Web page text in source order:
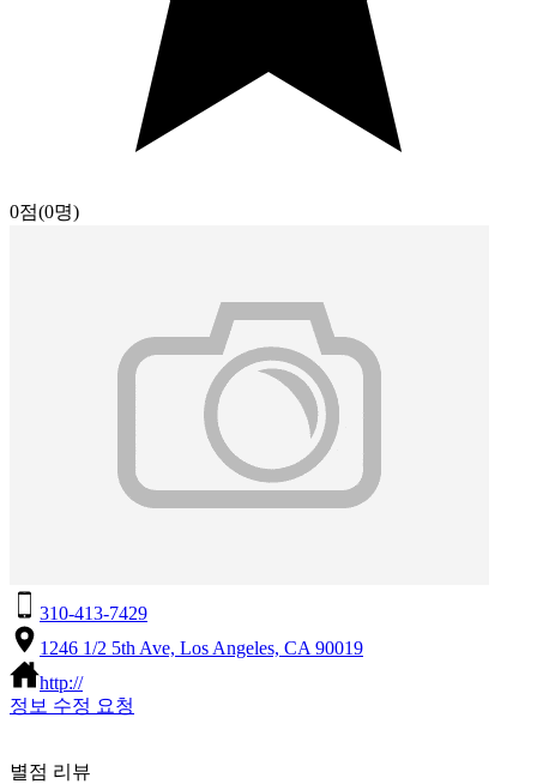
0점(0명)
310-413-7429
1246 1/2 5th Ave, Los Angeles, CA 90019
http://
정보 수정 요청
별점 리뷰